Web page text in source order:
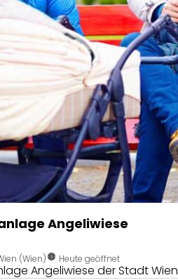
Angeliwiese
(Wien)nest_clock_farsight_analog Heute geöffnet
Angeliwiese der Stadt Wien